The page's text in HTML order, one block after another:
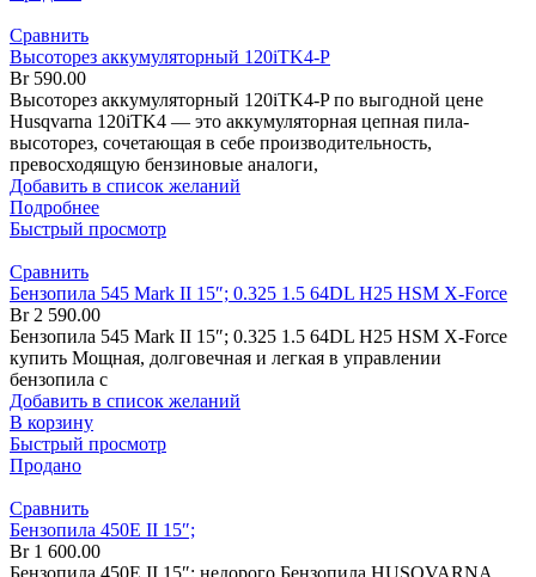
Сравнить
Высоторез аккумуляторный 120iTK4-P
Br590.00
Высоторез аккумуляторный 120iTK4-P по выгодной цене
Husqvarna 120iTK4 — это аккумуляторная цепная пила-
высоторез, сочетающая в себе производительность,
превосходящую бензиновые аналоги,
Добавить в список желаний
Подробнее
Быстрый просмотр
Сравнить
Бензопила 545 Mark II 15″; 0.325 1.5 64DL H25 HSM X-Force
Br2 590.00
Бензопила 545 Mark II 15″; 0.325 1.5 64DL H25 HSM X-Force
купить Мощная, долговечная и легкая в управлении
бензопила с
Добавить в список желаний
В корзину
Быстрый просмотр
Продано
Сравнить
Бензопила 450Е II 15″;
Br1 600.00